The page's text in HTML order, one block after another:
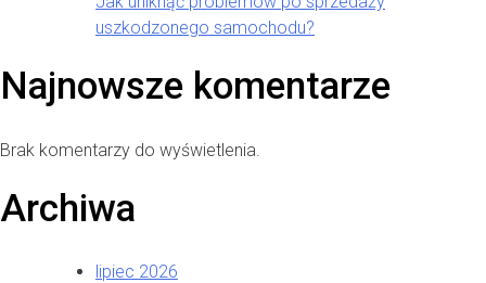
uszkodzonego samochodu?
Najnowsze komentarze
Brak komentarzy do wyświetlenia.
Archiwa
lipiec 2026